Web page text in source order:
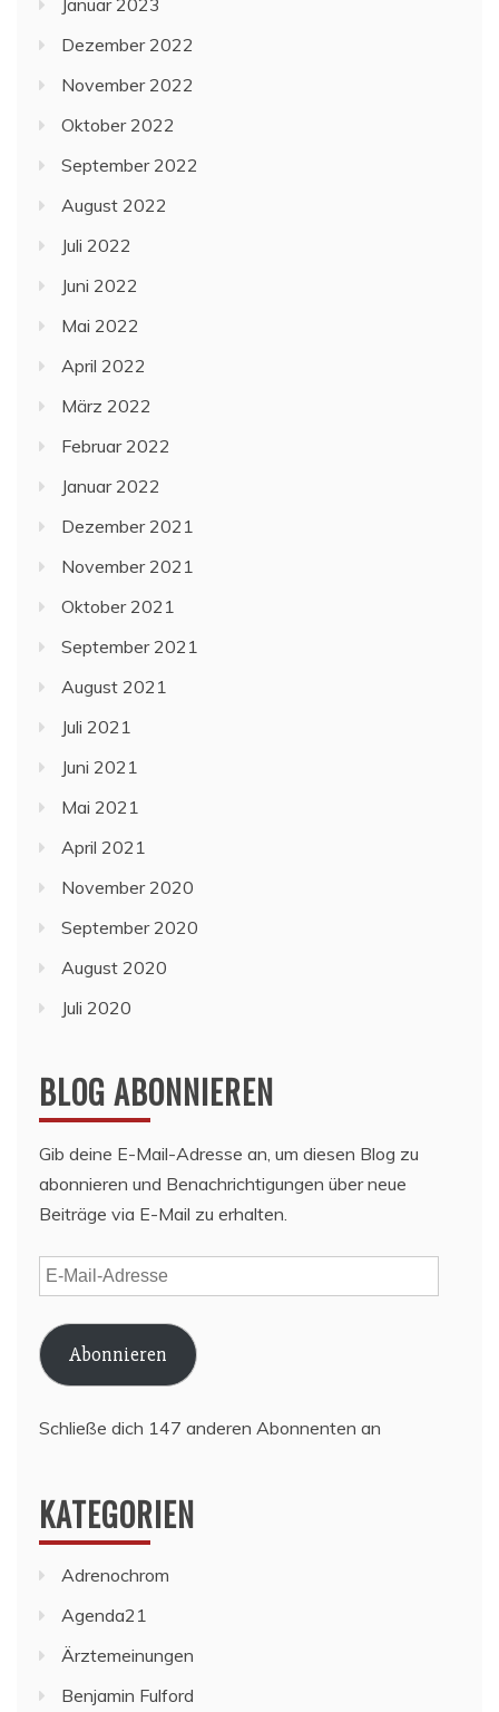
Dezember 2022
November 2022
Oktober 2022
September 2022
August 2022
Juli 2022
Juni 2022
Mai 2022
April 2022
März 2022
Februar 2022
Januar 2022
Dezember 2021
November 2021
Oktober 2021
September 2021
August 2021
Juli 2021
Juni 2021
Mai 2021
April 2021
November 2020
September 2020
August 2020
Juli 2020
BLOG ABONNIEREN
Gib deine E-Mail-Adresse an, um diesen Blog zu
abonnieren und Benachrichtigungen über neue
Beiträge via E-Mail zu erhalten.
E-
Mail-
Adresse
Abonnieren
Schließe dich 147 anderen Abonnenten an
KATEGORIEN
Adrenochrom
Agenda21
Ärztemeinungen
Benjamin Fulford